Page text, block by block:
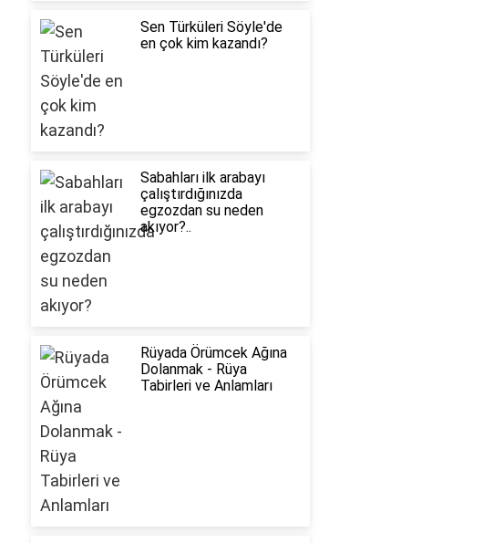
Sen Türküleri Söyle'de
en çok kim kazandı?
Sabahları ilk arabayı
çalıştırdığınızda
egzozdan su neden
akıyor?..
Rüyada Örümcek Ağına
Dolanmak - Rüya
Tabirleri ve Anlamları